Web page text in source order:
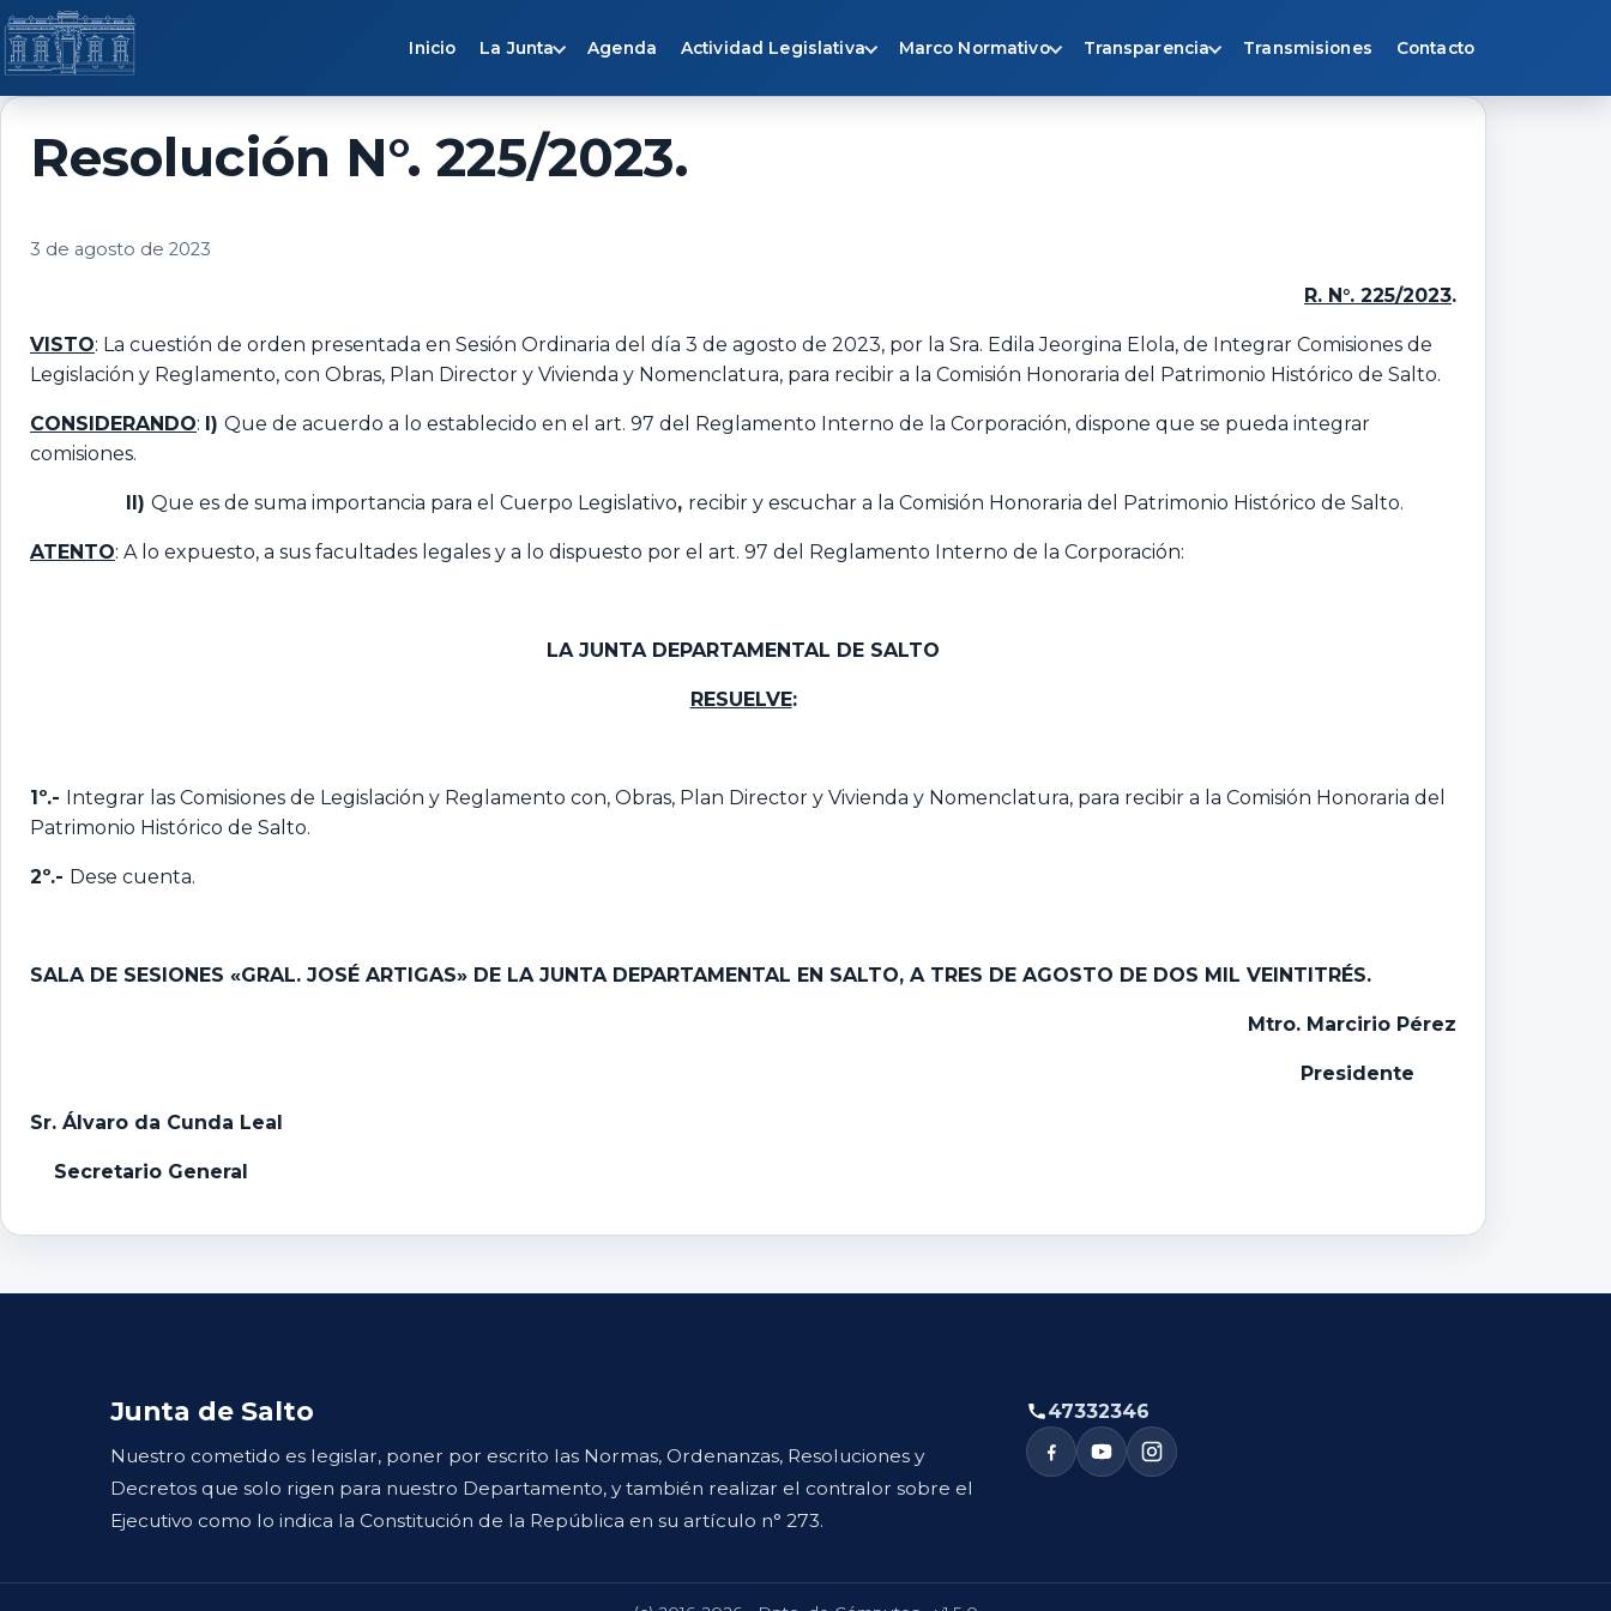
Saltar al contenido
Inicio La Junta Agenda Actividad Legislativa Marco Normativo Transparencia Transmisiones Contacto
Resolución N°. 225/2023.
3 de agosto de 2023
R. N°. 225/2023.
VISTO: La cuestión de orden presentada en Sesión Ordinaria del día 3 de agosto de 2023, por la Sra. Edila Jeorgina Elola, de Integrar Comisiones de
Legislación y Reglamento, con Obras, Plan Director y Vivienda y Nomenclatura, para recibir a la Comisión Honoraria del Patrimonio Histórico de Salto.
CONSIDERANDO: I) Que de acuerdo a lo establecido en el art. 97 del Reglamento Interno de la Corporación, dispone que se pueda integrar
comisiones.
II) Que es de suma importancia para el Cuerpo Legislativo, recibir y escuchar a la Comisión Honoraria del Patrimonio Histórico de Salto.
ATENTO: A lo expuesto, a sus facultades legales y a lo dispuesto por el art. 97 del Reglamento Interno de la Corporación:
LA JUNTA DEPARTAMENTAL DE SALTO
RESUELVE:
1º.- Integrar las Comisiones de Legislación y Reglamento con, Obras, Plan Director y Vivienda y Nomenclatura, para recibir a la Comisión Honoraria del
Patrimonio Histórico de Salto.
2º.- Dese cuenta.
SALA DE SESIONES «GRAL. JOSÉ ARTIGAS» DE LA JUNTA DEPARTAMENTAL EN SALTO, A TRES DE AGOSTO DE DOS MIL VEINTITRÉS.
Mtro. Marcirio Pérez
Presidente
Sr. Álvaro da Cunda Leal
Secretario General
Junta de Salto
Nuestro cometido es legislar, poner por escrito las Normas, Ordenanzas, Resoluciones y
Decretos que solo rigen para nuestro Departamento, y también realizar el contralor sobre el
Ejecutivo como lo indica la Constitución de la República en su artículo n° 273.
47332346